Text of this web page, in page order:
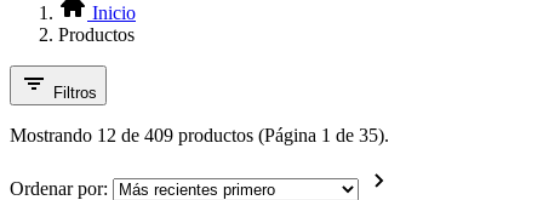
Inicio
Productos
Filtros
Mostrando 12 de 409 productos (Página 1 de 35).
Ordenar por: